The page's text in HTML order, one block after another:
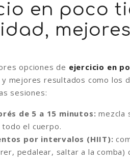
en poco
opciones de ejercicio en
mejores resultados como los
sesiones:
de 5 a 15 minutos: mezcla
el cuerpo.
por intervalos (HIIT):
pedalear, saltar a la comba)